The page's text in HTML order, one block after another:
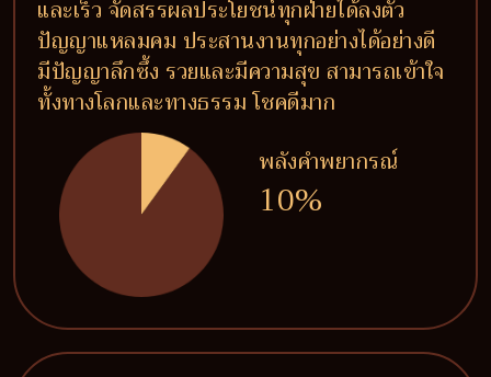
และเร็ว จัดสรรผลประโยชน์ทุกฝ่ายได้ลงตัว
ปัญญาแหลมคม ประสานงานทุกอย่างได้อย่างดี
มีปัญญาลึกซึ้ง รวยและมีความสุข สามารถเข้าใจ
ทั้งทางโลกและทางธรรม โชคดีมาก
พลังคำพยากรณ์
10%